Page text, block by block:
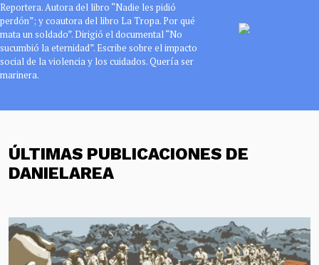
Reportera. Autora del libro “Nadie les pidió
perdón”; y coautora del libro La Tropa. Por qué
mata un soldado”. Dirigió el documental “No
sucumbió la eternidad”. Escribe sobre el impacto
social de la violencia y los cuidados. Quería ser
marinera.
ÚLTIMAS PUBLICACIONES DE
DANIELAREA